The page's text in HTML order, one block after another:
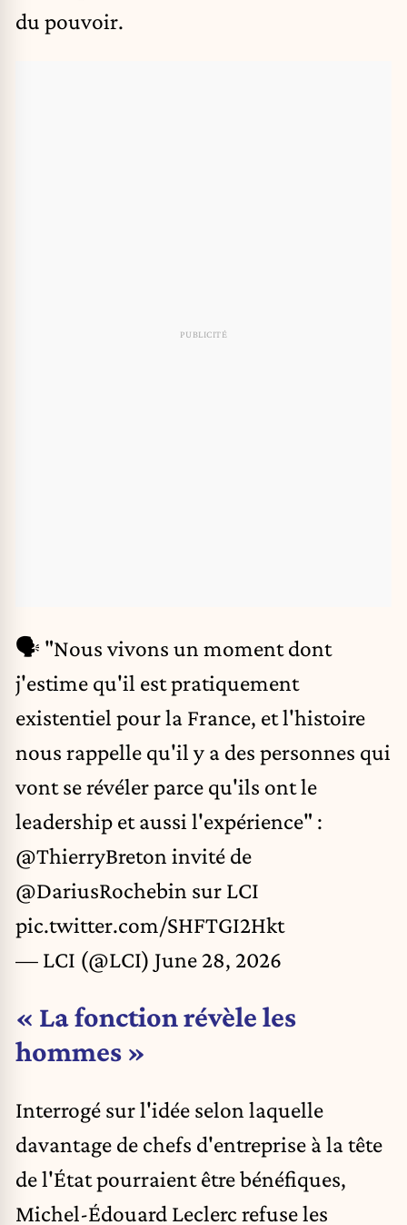
du pouvoir.
🗣️ "Nous vivons un moment dont
j'estime qu'il est pratiquement
existentiel pour la France, et l'histoire
nous rappelle qu'il y a des personnes qui
vont se révéler parce qu'ils ont le
leadership et aussi l'expérience" :
@ThierryBreton invité de
@DariusRochebin sur LCI
pic.twitter.com/SHFTGI2Hkt
— LCI (@LCI) June 28, 2026
« La fonction révèle les
hommes »
Interrogé sur l'idée selon laquelle
davantage de chefs d'entreprise à la tête
de l'État pourraient être bénéfiques,
Michel-Édouard Leclerc refuse les